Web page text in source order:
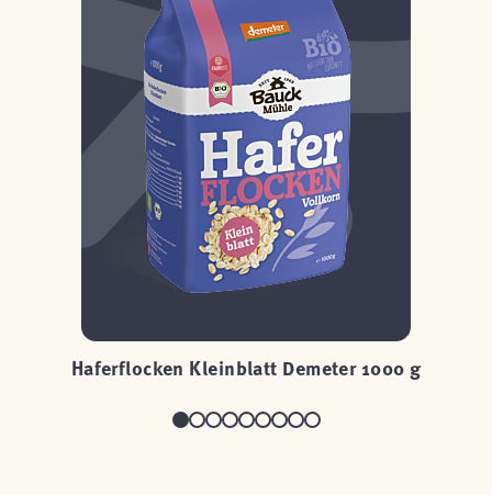
Haferflocken Kleinblatt Demeter 1000 g